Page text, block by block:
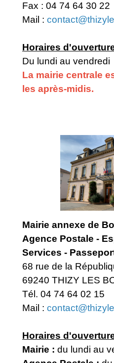
Fax : 04 74 64 30 22
Mail :
Horaires
Du lundi au
La mairie centrale
les après-midis.
Mairie annexe de
Agence Postale -
Services -
68 rue de la
69240 THIZY LES
Tél. 04 74 64 02 15
Mail :
Horaires
Mairie : du lundi au